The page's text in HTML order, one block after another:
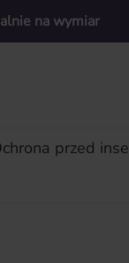
na wymiar
przed